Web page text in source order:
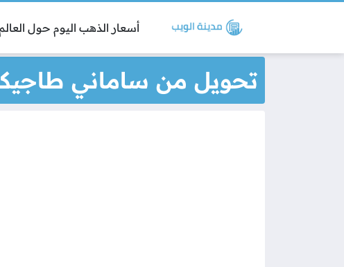
أسعار الذهب اليوم حول
تحويل من ساماني